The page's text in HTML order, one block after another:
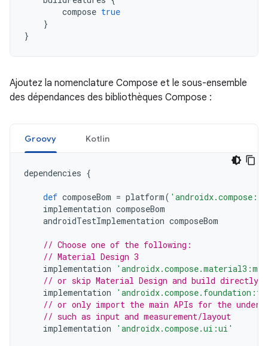
compose true
}
}
Ajoutez la nomenclature Compose et le sous-ensemble
des dépendances des bibliothèques Compose :
Groovy Kotlin
dependencies {
def composeBom = platform(
implementation composeBom
androidTestImplementation composeBom
// Choose one of the following:
// Material Design 3
implementation
// or skip Material Design and build directly
implementation
// or only import the main APIs for the
// such as input and measurement/layout
implementation
'androidx.compose.ui:ui'